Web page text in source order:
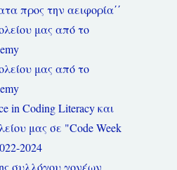
προς την αειφορία΄΄
μας από το
μας από το
in Coding Literacy και
μας σε "Code Week
2024